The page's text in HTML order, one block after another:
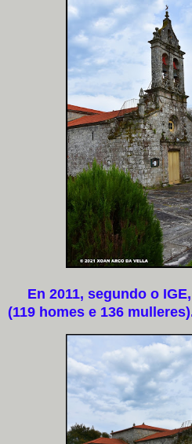
En 2011, segundo o
(119 homes e 136